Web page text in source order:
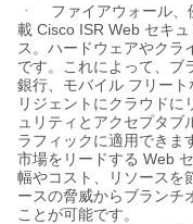
·
ファイアウォール、
載 Cisco ISR Web セキ
ス。ハードウェアやクラ
です。これによって、ブ
銀行、モバイル フリート
リジェントにクラウドに
ュリティとアクセプタブ
ラフィックに適用できま
市場をリードする Web
幅やコスト、リソースを
ースの脅威からブランチ
ことが可能です。